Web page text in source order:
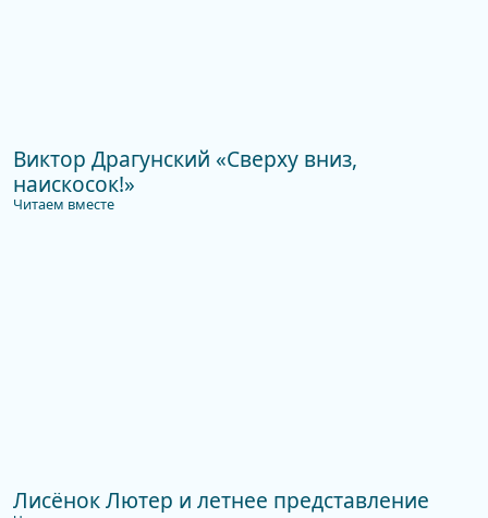
Виктор Драгунский «Сверху вниз,
наискосок!»
Читаем вместе
Лисёнок Лютер и летнее представление